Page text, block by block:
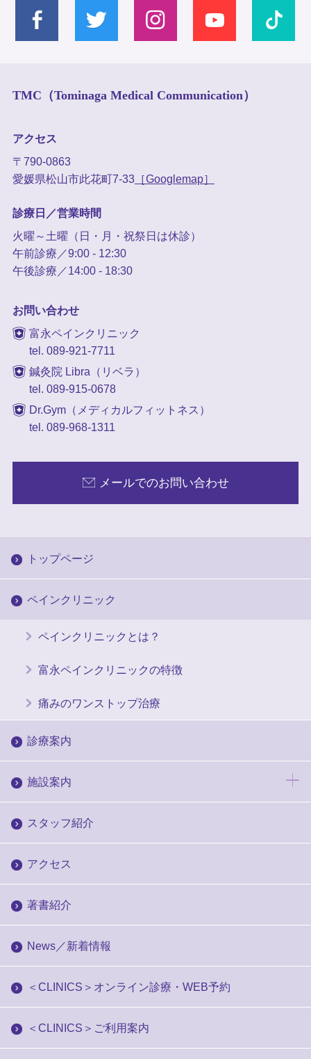
TMC（Tominaga Medical Communication）
アクセス
〒790-0863
愛媛県松山市此花町7-33［Googlemap］
診療日／営業時間
火曜～土曜（日・月・祝祭日は休診）
午前診療／9:00 - 12:30
午後診療／14:00 - 18:30
お問い合わせ
富永ペインクリニック
tel. 089-921-7711
鍼灸院 Libra（リベラ）
tel. 089-915-0678
Dr.Gym（メディカルフィットネス）
tel. 089-968-1311
メールでのお問い合わせ
トップページ
ペインクリニック
ペインクリニックとは？
富永ペインクリニックの特徴
痛みのワンストップ治療
診療案内
施設案内
スタッフ紹介
アクセス
著書紹介
News／新着情報
＜CLINICS＞オンライン診療・WEB予約
＜CLINICS＞ご利用案内